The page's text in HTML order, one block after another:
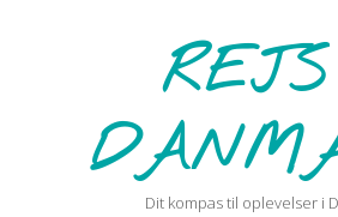
Dit kompas til oplevelser i